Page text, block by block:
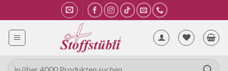
Inhalt
springen
Suche